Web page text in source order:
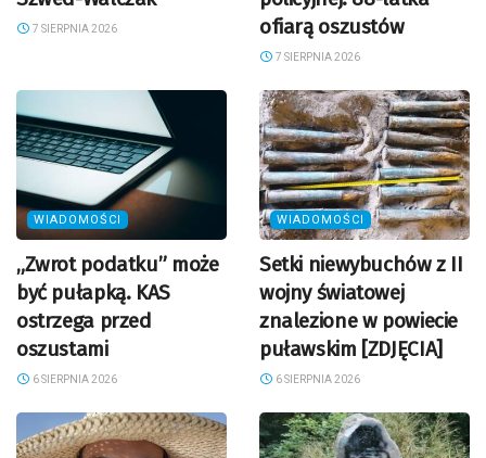
7 SIERPNIA 2026
ofiarą oszustów
7 SIERPNIA 2026
WIADOMOŚCI
„Zwrot podatku” może
być pułapką. KAS
ostrzega przed
oszustami
6 SIERPNIA 2026
WIADOMOŚCI
Setki niewybuchów z II
wojny światowej
znalezione w powiecie
puławskim [ZDJĘCIA]
6 SIERPNIA 2026